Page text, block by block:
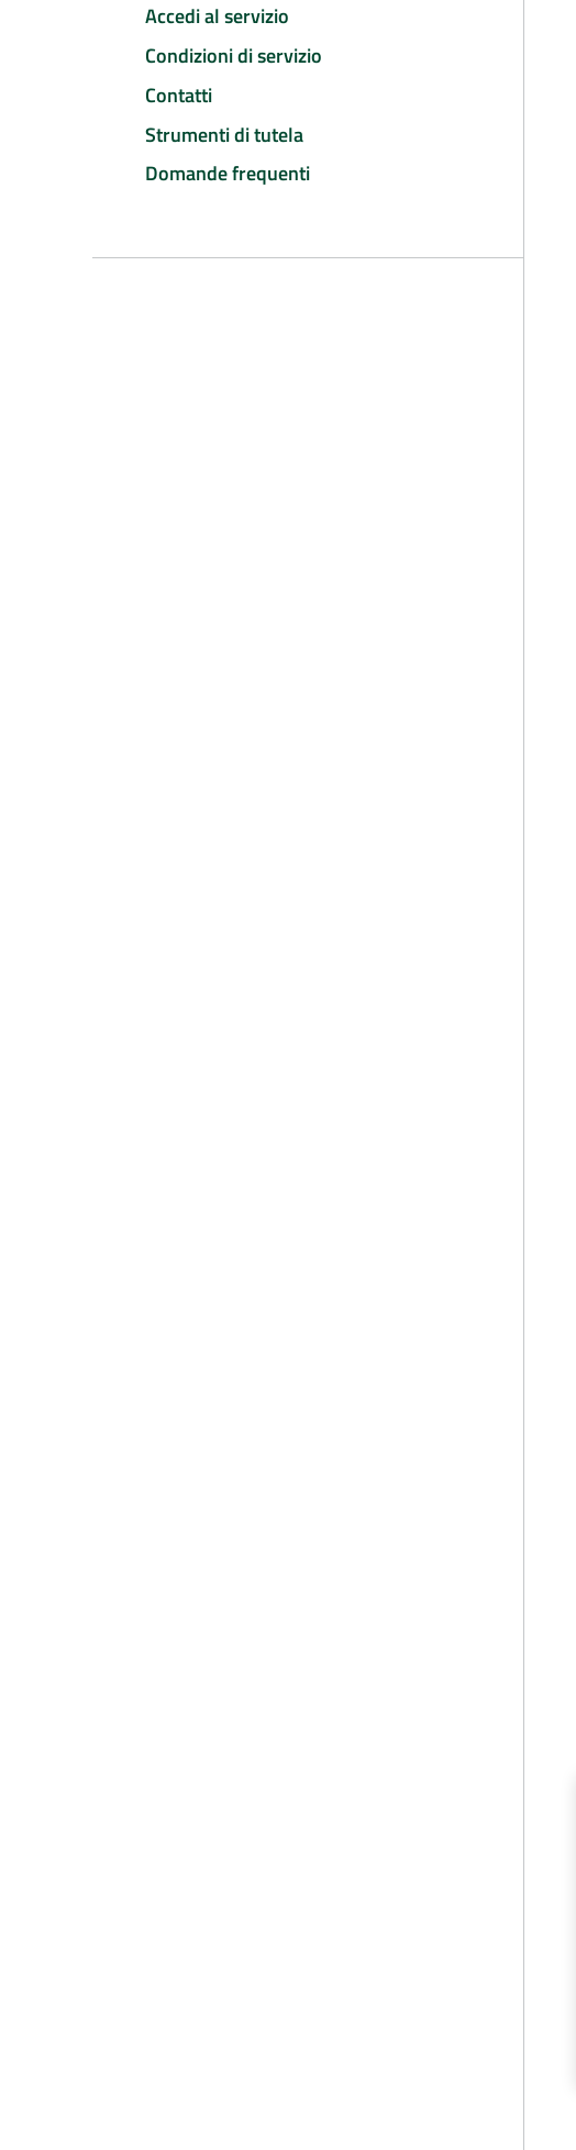
Accedi al servizio
Condizioni di servizio
Contatti
Strumenti di tutela
Domande frequenti